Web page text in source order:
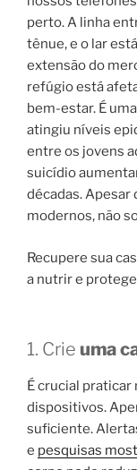
perto. A linha
tênue, e o lar
extensão do
refúgio está
bem-estar. É
atingiu níveis
entre os jovens
suicídio
décadas.
modernos, não
Recupere sua
a nutrir e
1. Crie uma
É crucial praticar
dispositivos.
suficiente.
e pesquisas